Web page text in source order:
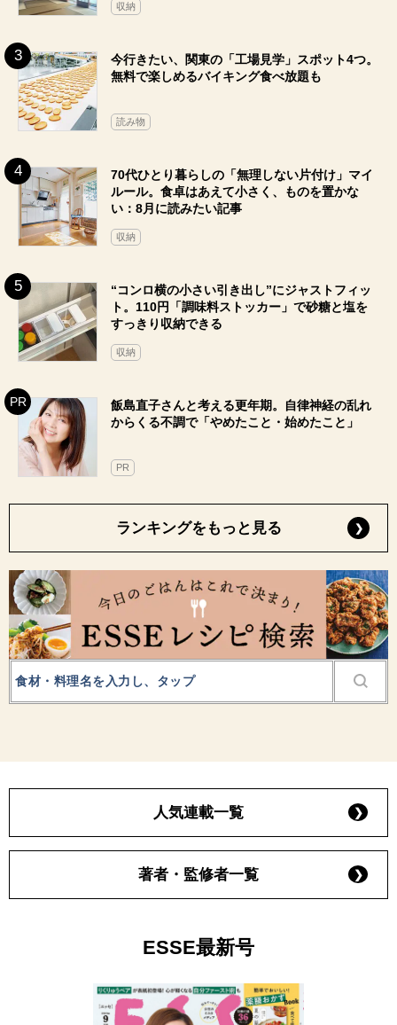
収納
今行きたい、関東の「工場見学」スポット4つ。
無料で楽しめるバイキング食べ放題も
読み物
70代ひとり暮らしの「無理しない片付け」マイ
ルール。食卓はあえて小さく、ものを置かな
い：8月に読みたい記事
収納
“コンロ横の小さい引き出し”にジャストフィッ
ト。110円「調味料ストッカー」で砂糖と塩を
すっきり収納できる
収納
飯島直子さんと考える更年期。自律神経の乱れ
からくる不調で「やめたこと・始めたこと」
PR
ランキングをもっと見る
人気連載一覧
著者・監修者一覧
ESSE最新号